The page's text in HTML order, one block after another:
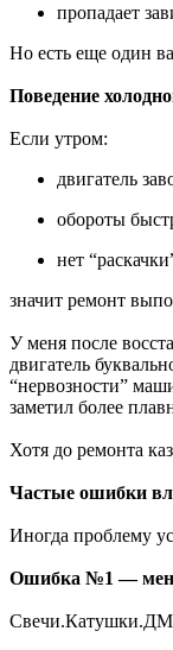
пропадает
Но есть еще один
Поведение
Если утром:
двигатель
обороты
нет
значит ремонт
У меня после
двигатель
“нервозности”
заметил более
Хотя до ремонта
Частые ошибки
Иногда проблему
Ошибка №1 —